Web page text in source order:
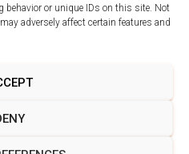
or unique IDs on this site. Not
adversely affect certain features and